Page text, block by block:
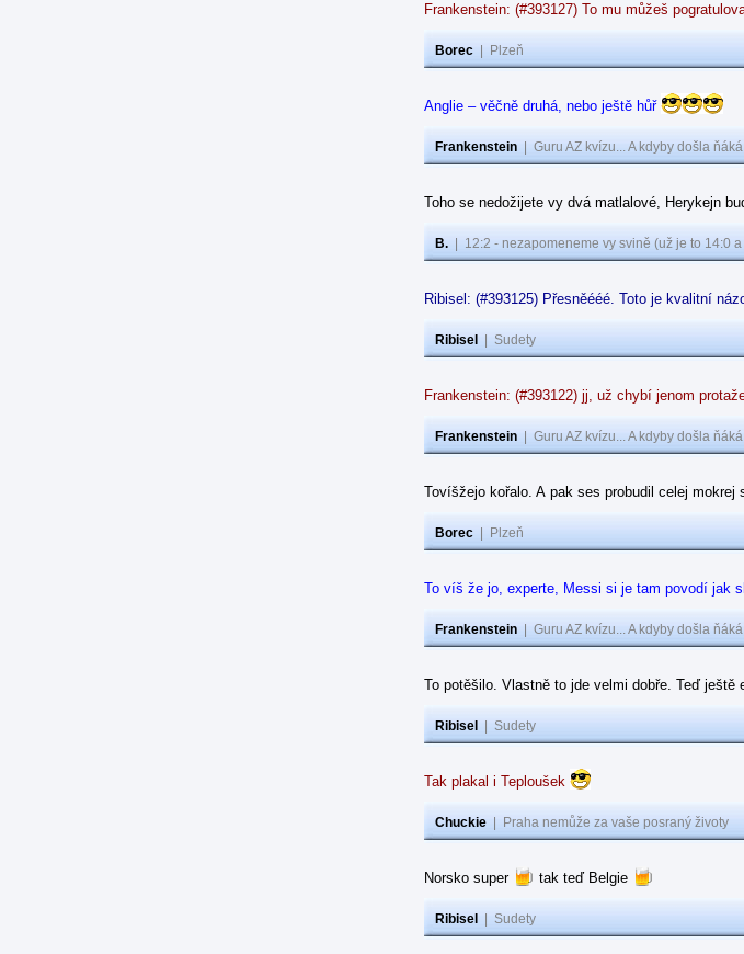
Frankenstein: (#393127) To mu můžeš
Borec Plzeň
Anglie – věčně druhá, nebo ještě hůř
Frankenstein Guru AZ kvízu... A kdyby došla
Toho se nedožijete vy dvá matlalové, Herykejn
B. 12:2 - nezapomeneme vy svině (už je to 14:0
Ribisel: (#393125) Přesněééé. Toto je kvalitní
Ribisel Sudety
Frankenstein: (#393122) jj, už chybí jenom
Frankenstein Guru AZ kvízu... A kdyby došla
Tovíšžejo kořalo. A pak ses probudil celej mokrej
Borec Plzeň
To víš že jo, experte, Messi si je tam povodí jak
Frankenstein Guru AZ kvízu... A kdyby došla
To potěšilo. Vlastně to jde velmi dobře. Teď
Ribisel Sudety
Tak plakal i Teploušek
Chuckie Praha nemůže za vaše posraný životy
Norsko super tak teď Belgie
Ribisel Sudety